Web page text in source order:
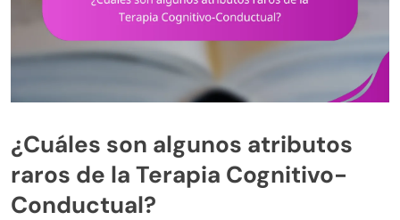
¿Cuáles son algunos atributos
raros de la Terapia Cognitivo-
Conductual?